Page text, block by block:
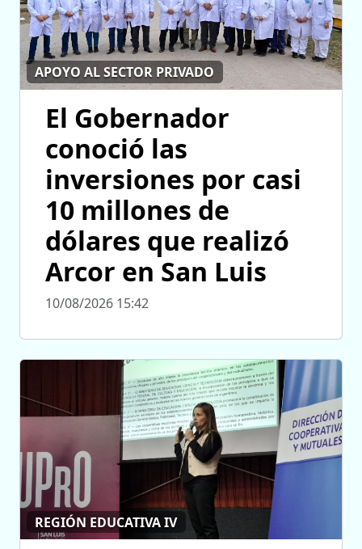
APOYO AL SECTOR PRIVADO
El Gobernador
conoció las
inversiones por casi
10 millones de
dólares que realizó
Arcor en San Luis
10/08/2026 15:42
REGIÓN EDUCATIVA IV